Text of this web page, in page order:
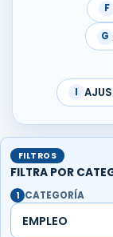
F
G
I
FILTROS
FILTRA POR
1 CATEGORÍA
EMPLEO